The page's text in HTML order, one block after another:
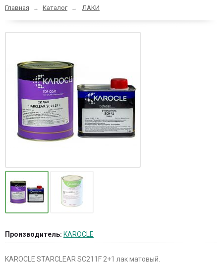
Главная → Каталог → ЛАКИ
Производитель: KAROCLE
KAROCLE STARCLEAR SC211F 2+1 лак матовый.